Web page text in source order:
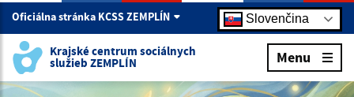
Oficiálna stránka KCSS ZEMPLÍN Slovenčina
Krajské centrum sociálnych
služieb ZEMPLÍN Menu